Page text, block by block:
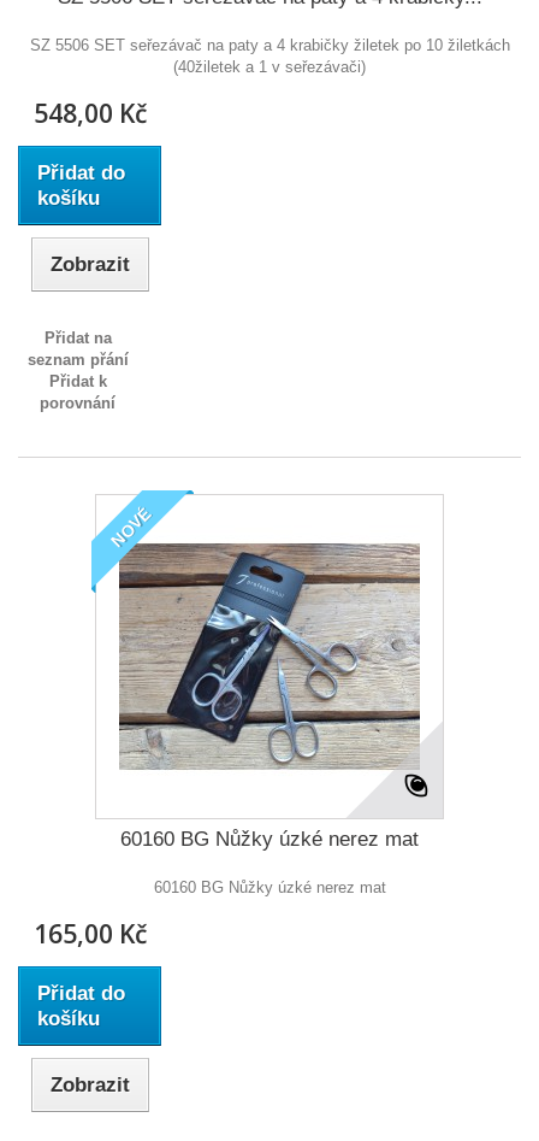
SZ 5506 SET seřezávač na paty a 4 krabičky žiletek po 10 žiletkách
(40žiletek a 1 v seřezávači)
548,00 Kč
Přidat do
košíku
Zobrazit
Přidat na
seznam přání
Přidat k
porovnání
NOVÉ
60160 BG Nůžky úzké nerez mat
60160 BG Nůžky úzké nerez mat
165,00 Kč
Přidat do
košíku
Zobrazit